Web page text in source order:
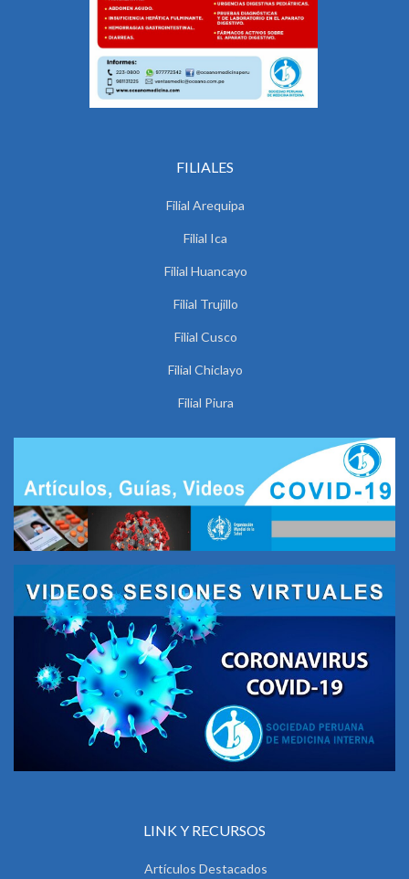
FILIALES
Filial Arequipa
Filial Ica
Filial Huancayo
Filial Trujillo
Filial Cusco
Filial Chiclayo
Filial Piura
LINK Y RECURSOS
Artículos Destacados